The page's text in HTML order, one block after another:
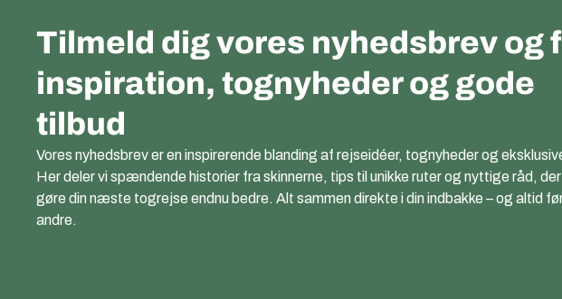
Tilmeld dig vores nyhedsbrev og
inspiration, tognyheder og gode
tilbud
Vores nyhedsbrev er en inspirerende blanding af rejseidéer, tognyheder og
Her deler vi spændende historier fra skinnerne, tips til unikke ruter og nyttige råd, der
gøre din næste togrejse endnu bedre. Alt sammen direkte i din indbakke – og altid
andre.